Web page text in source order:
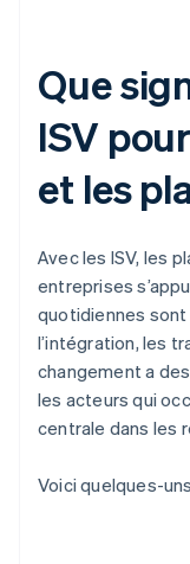
Que
ISV
et les
Avec les ISV, les
entreprises
quotidiennes
l’intégration, les
changement a
les acteurs qui
centrale dans les
Voici quelques-